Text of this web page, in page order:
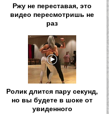
Ржу не переставая, это
видео пересмотришь не
раз
Ролик длится пару секунд,
но вы будете в шоке от
увиденного